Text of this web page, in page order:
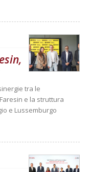
tra le
e la struttura
e Lussemburgo